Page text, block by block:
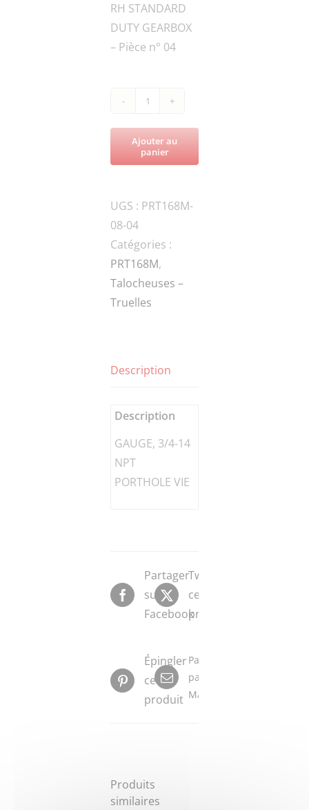
RH STANDARD
DUTY GEARBOX
– Pièce n° 04
de
PRT168M-
015672
3/4-
NPT
PORTHOLE
VIE
Ajouter au
panier
UGS : PRT168M-
08-04
Catégories :
PRT168M,
Talocheuses –
Truelles
Description
Description
GAUGE, 3/4-14
NPT
PORTHOLE VIE
Partager
sur
Facebook
Tweeter
ce
produit
Épingler
ce
produit
Partager
par
Mail
Produits
similaires